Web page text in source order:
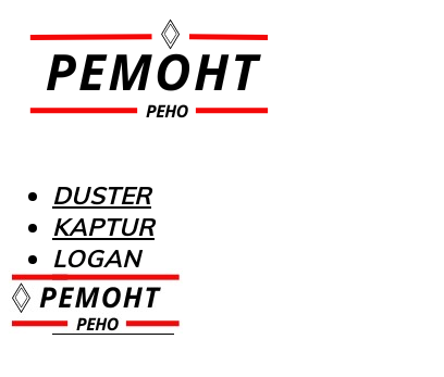
DUSTER
KAPTUR
LOGAN
MEGANE
SANDERO